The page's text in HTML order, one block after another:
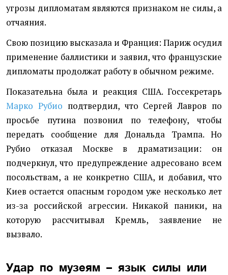
угрозы дипломатам являются признаком не силы, а
отчаяния.
Свою позицию высказала и Франция: Париж осудил
применение баллистики и заявил, что французские
дипломаты продолжат работу в обычном режиме.
Показательна была и реакция США. Госсекретарь
Марко Рубио подтвердил, что Сергей Лавров по
просьбе путина позвонил по телефону, чтобы
передать сообщение для Дональда Трампа. Но
Рубио отказал Москве в драматизации: он
подчеркнул, что предупреждение адресовано всем
посольствам, а не конкретно США, и добавил, что
Киев остается опасным городом уже несколько лет
из-за российской агрессии. Никакой паники, на
которую рассчитывал Кремль, заявление не
вызвало.
Удар по музеям – язык силы или